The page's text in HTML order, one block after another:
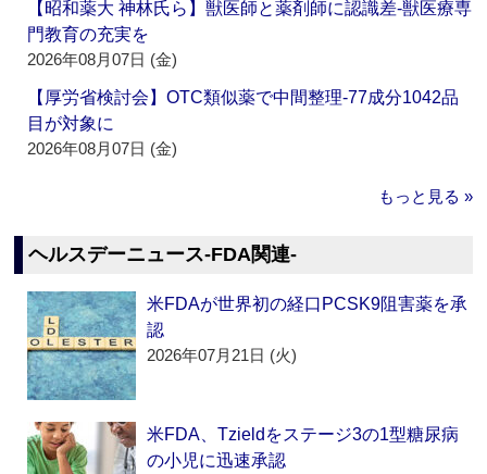
【昭和薬大 神林氏ら】獣医師と薬剤師に認識差‐獣医療専
門教育の充実を
2026年08月07日 (金)
【厚労省検討会】OTC類似薬で中間整理‐77成分1042品
目が対象に
2026年08月07日 (金)
もっと見る »
ヘルスデーニュース‐FDA関連‐
米FDAが世界初の経口PCSK9阻害薬を承
認
2026年07月21日 (火)
米FDA、Tzieldをステージ3の1型糖尿病
の小児に迅速承認